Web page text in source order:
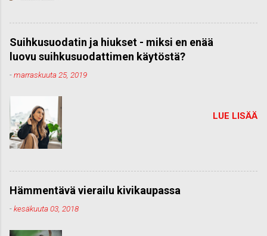
Suihkusuodatin ja hiukset - miksi en enää
luovu suihkusuodattimen käytöstä?
-marraskuuta 25, 2019
LUE LISÄÄ
Hämmentävä vierailu kivikaupassa
-kesäkuuta 03, 2018